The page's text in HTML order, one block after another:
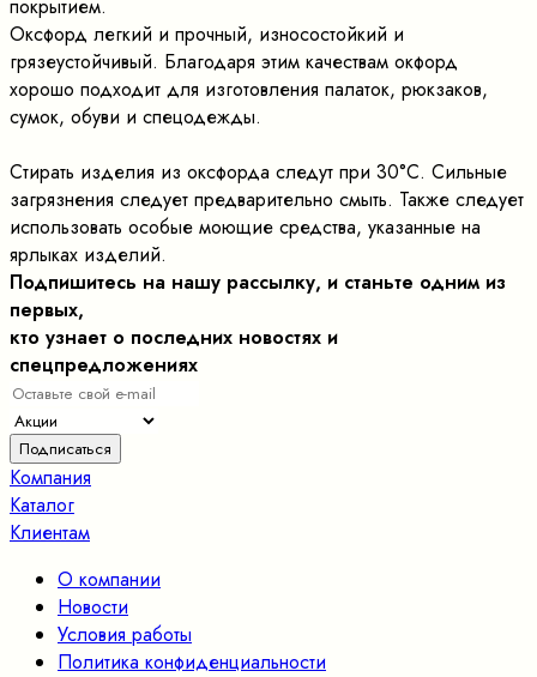
покрытием.
Оксфорд легкий и прочный, износостойкий и
грязеустойчивый. Благодаря этим качествам окфорд
хорошо подходит для изготовления палаток, рюкзаков,
сумок, обуви и спецодежды.
Стирать изделия из оксфорда следут при 30°C. Сильные
загрязнения следует предварительно смыть. Также следует
использовать особые моющие средства, указанные на
ярлыках изделий.
Подпишитесь на нашу рассылку, и станьте одним из
первых,
кто узнает о последних новостях и
спецпредложениях
Компания
Каталог
Клиентам
О компании
Новости
Условия работы
Политика конфиденциальности